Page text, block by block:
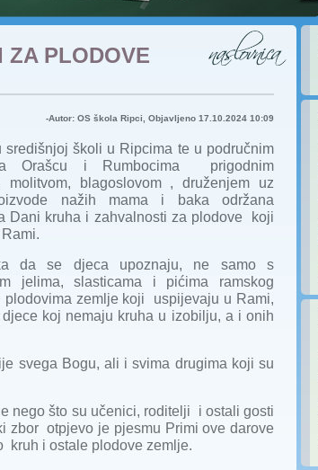
ZA PLODOVE
-Autor: OS škola Ripci, Objavljeno 17.10.2024 10:09
školi u Ripcima te u područnim
Orašcu i Rumbocima prigodnim
molitvom, blagoslovom , druženjem uz
nažih mama i baka održana
Dani kruha i zahvalnosti za plodove koji
da se djeca upoznaju, ne samo s
jelima, slasticama i pićima ramskog
plodovima zemlje koji uspijevaju u Rami,
koj nemaju kruha u izobilju, a i onih
svega Bogu, ali i svima drugima koji su
nego što su učenici, roditelji i ostali gosti
zbor otpjevo je pjesmu Primi ove darove
kruh i ostale plodove zemlje.